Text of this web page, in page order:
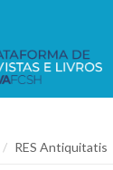
RES Antiquitatis